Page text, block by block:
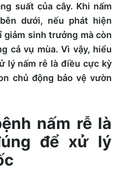
suất của cây. Khi nấm
dưới, nếu phát hiện
giảm sinh trưởng mà còn
cả vụ mùa. Vì vậy, hiểu
lý nấm rễ là điều cực kỳ
chủ động bảo vệ vườn
nấm rễ là
để xử lý